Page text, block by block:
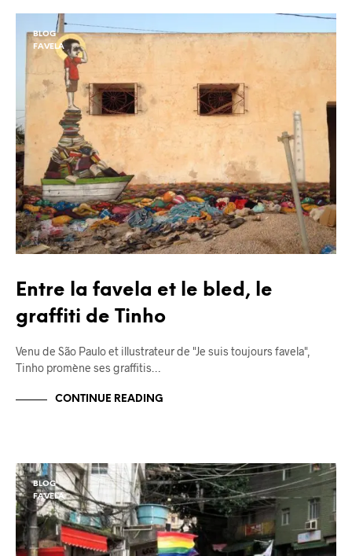
BLOG
FAVELA
Entre la favela et le bled, le
graffiti de Tinho
Venu de São Paulo et illustrateur de "Je suis toujours favela",
Tinho promène ses graffitis…
CONTINUE READING
BLOG
FAVELA